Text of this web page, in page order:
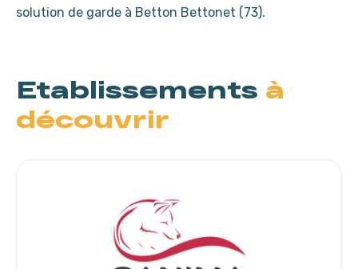
solution de garde à Betton Bettonet (73).
Etablissements à
découvrir